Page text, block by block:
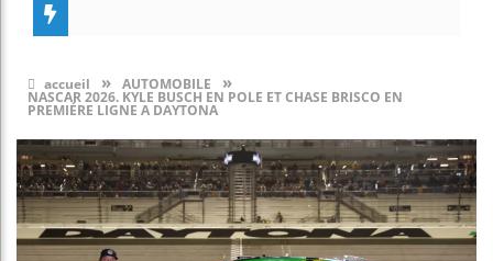
accueil » AUTOMOBILE »
NASCAR 2026. KYLE BUSCH EN POLE ET CHASE BRISCO EN
PREMIÉRE LIGNE A DAYTONA